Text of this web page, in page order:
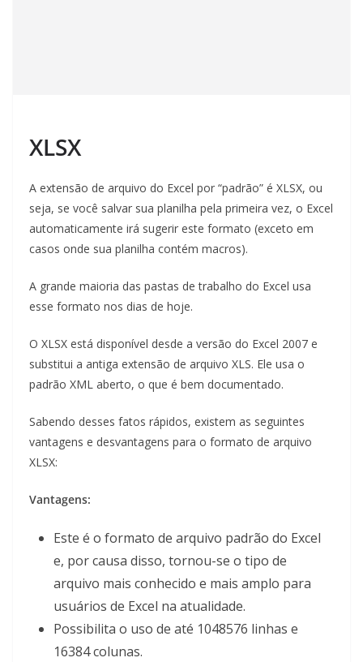
XLSX
A extensão de arquivo do Excel por “padrão” é XLSX, ou
seja, se você salvar sua planilha pela primeira vez, o Excel
automaticamente irá sugerir este formato (exceto em
casos onde sua planilha contém macros).
A grande maioria das pastas de trabalho do Excel usa
esse formato nos dias de hoje.
O XLSX está disponível desde a versão do Excel 2007 e
substitui a antiga extensão de arquivo XLS. Ele usa o
padrão XML aberto, o que é bem documentado.
Sabendo desses fatos rápidos, existem as seguintes
vantagens e desvantagens para o formato de arquivo
XLSX:
Vantagens:
Este é o formato de arquivo padrão do Excel
e, por causa disso, tornou-se o tipo de
arquivo mais conhecido e mais amplo para
usuários de Excel na atualidade.
Possibilita o uso de até 1048576 linhas e
16384 colunas.